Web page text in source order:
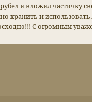
и вложил частичку
хранить и
С огромным